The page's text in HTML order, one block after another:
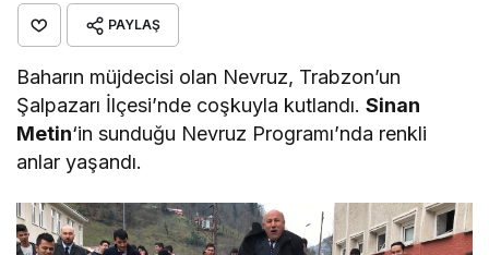
PAYLAŞ
Baharın müjdecisi olan Nevruz, Trabzon’un
Şalpazarı İlçesi’nde coşkuyla kutlandı.Sinan
Metin‘in sunduğu Nevruz Programı’nda renkli
anlar yaşandı.